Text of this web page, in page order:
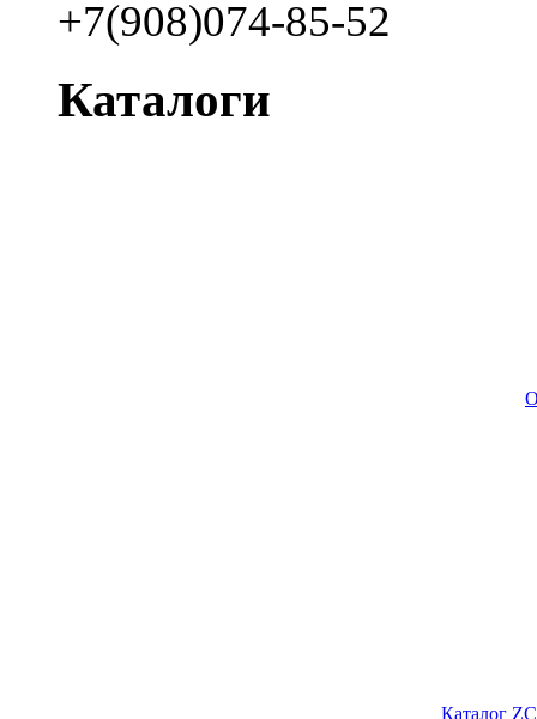
+7(908)074-85-52
Каталоги
Каталог